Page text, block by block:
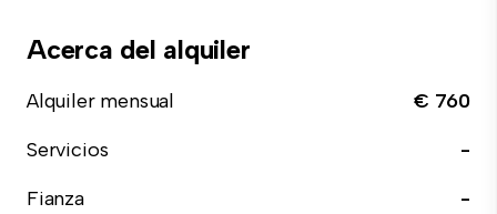
Acerca del alquiler
Alquiler mensual
€ 760
Servicios
-
Fianza
-